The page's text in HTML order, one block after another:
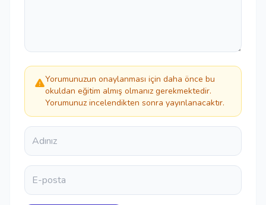
Yorumunuzun onaylanması için daha önce bu
okuldan eğitim almış olmanız gerekmektedir.
Yorumunuz incelendikten sonra yayınlanacaktır.